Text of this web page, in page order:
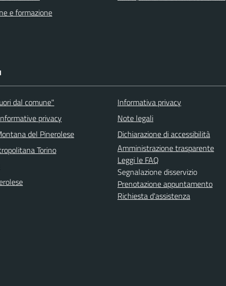
e formazione
dal comune"
privacy
del Pinerolese
Torino
Informativa privacy
Note legali
Dichiarazione di accessibilità
Amministrazione trasparente
Leggi le FAQ
Segnalazione disservizio
Prenotazione appuntamento
Richiesta d'assistenza